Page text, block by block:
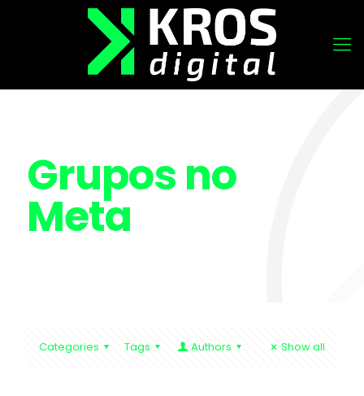
Grupos no
Meta
Categories Tags Authors Show all